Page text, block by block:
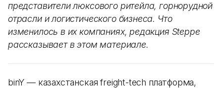
представители люксового ритейла, горнорудной
отрасли и логистического бизнеса. Что
изменилось в их компаниях, редакция Steppe
рассказывает в этом материале.
binY — казахстанская freight-tech платформа,